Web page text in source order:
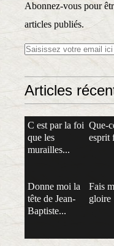
Abonnez-vous pour
articles publiés.
Articles
C est par la foi
que les
murailles...
Que-
esprit
Donne moi la
tête de Jean-
Baptiste...
Fais
gloire